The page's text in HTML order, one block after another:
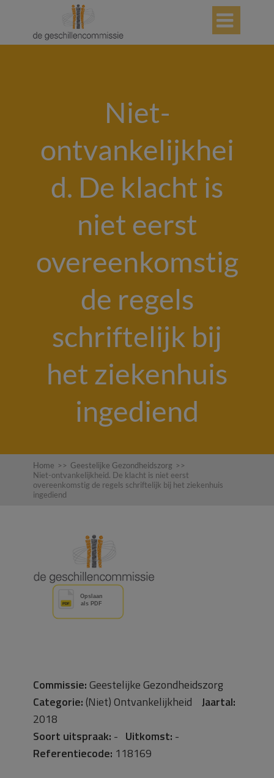

Niet-
ontvankelijkhei
d. De klacht is
niet eerst
overeenkomstig
de regels
schriftelijk bij
het ziekenhuis
ingediend
Home >> Geestelijke Gezondheidszorg >>
Niet-ontvankelijkheid. De klacht is niet eerst
overeenkomstig de regels schriftelijk bij het ziekenhuis
ingediend
Commissie:Geestelijke Gezondheidszorg
Categorie:(Niet) Ontvankelijkheid Jaartal:
2018
Soort uitspraak: - Uitkomst: -
Referentiecode: 118169